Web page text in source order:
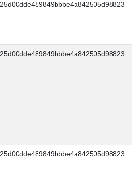
25d00dde489849bbbe4a842505d98823
25d00dde489849bbbe4a842505d98823
25d00dde489849bbbe4a842505d98823